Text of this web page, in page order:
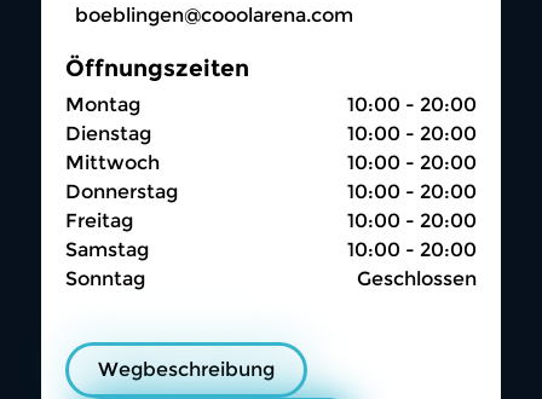
boeblingen@cooolarena.com
Öffnungszeiten
Montag
10:00 - 20:00
Dienstag
10:00 - 20:00
Mittwoch
10:00 - 20:00
Donnerstag
10:00 - 20:00
Freitag
10:00 - 20:00
Samstag
10:00 - 20:00
Sonntag
Geschlossen
Wegbeschreibung